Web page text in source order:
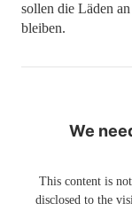
sollen die Läden
bleiben.
We
This content is
disclosed to the